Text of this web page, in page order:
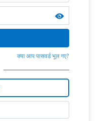
क्या आप पासवर्ड भूल गए?